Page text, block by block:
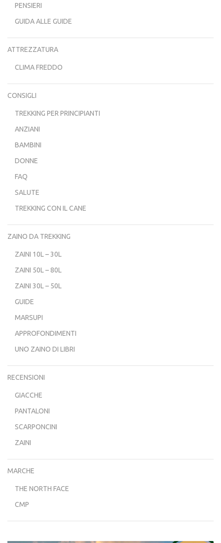
PENSIERI
GUIDA ALLE GUIDE
ATTREZZATURA
CLIMA FREDDO
CONSIGLI
TREKKING PER PRINCIPIANTI
ANZIANI
BAMBINI
DONNE
FAQ
SALUTE
TREKKING CON IL CANE
ZAINO DA TREKKING
ZAINI 10L – 30L
ZAINI 50L – 80L
ZAINI 30L – 50L
GUIDE
MARSUPI
APPROFONDIMENTI
UNO ZAINO DI LIBRI
RECENSIONI
GIACCHE
PANTALONI
SCARPONCINI
ZAINI
MARCHE
THE NORTH FACE
CMP